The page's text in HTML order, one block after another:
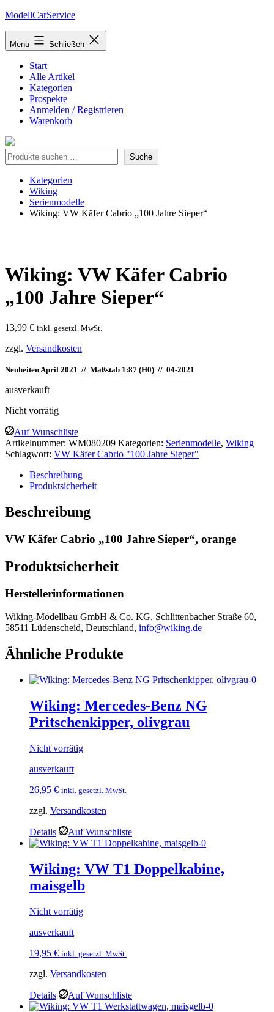
Zum
springen
ModellCarService
Menü Schließen
Start
Alle Artikel
Kategorien
Prospekte
Anmelden / Registrieren
Warenkorb
Suche Suche
Kategorien
Wiking
Serienmodelle
Wiking: VW Käfer Cabrio „100 Jahre Sieper“
Wiking: VW Käfer Cabrio
„100 Jahre Sieper“
13,99 € inkl. gesetzl. MwSt.
zzgl. Versandkosten
Neuheiten April 2021 // Maßstab 1:87 (H0) // 04-2021
ausverkauft
Nicht vorrätig
Auf Wunschliste
Artikelnummer: WM080209 Kategorien: Serienmodelle, Wiking
Schlagwort: VW Käfer Cabrio "100 Jahre Sieper"
Beschreibung
Produktsicherheit
Beschreibung
VW Käfer Cabrio „100 Jahre Sieper“, orange
Produktsicherheit
Herstellerinformationen
Wiking-Modellbau GmbH & Co. KG, Schlittenbacher Straße 60,
58511 Lüdenscheid, Deutschland, info@wiking.de
Ähnliche Produkte
Wiking: Mercedes-Benz NG
Pritschenkipper, olivgrau
Nicht vorrätig
ausverkauft
26,95 € inkl. gesetzl. MwSt.
zzgl. Versandkosten
Details Auf Wunschliste
Wiking: VW T1 Doppelkabine,
maisgelb
Nicht vorrätig
ausverkauft
19,95 € inkl. gesetzl. MwSt.
zzgl. Versandkosten
Details Auf Wunschliste